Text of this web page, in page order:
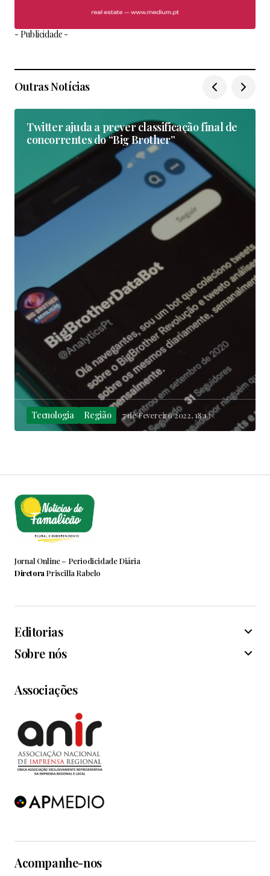
- Publicidade -
Outras Notícias
Twitter ajuda a prever classificação final de
concorrentes do “Big Brother”
Tecnologia Região 7 de Fevereiro 2022, 18:13
Jornal Online – Periodicidade Diária
Diretora Priscilla Rabelo
Editorias
Sobre nós
Associações
Acompanhe-nos